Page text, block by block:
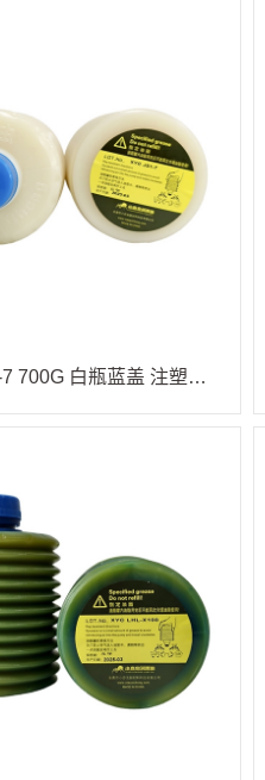
XYC JS1-7 700G 白瓶蓝盖 注塑机油脂